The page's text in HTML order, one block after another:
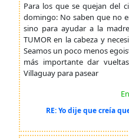
Para los que se quejan del
domingo: No saben que no
sino para ayudar a la
TUMOR en la cabeza y
Seamos un poco menos
más importante dar
Villaguay para pasear
RE: Yo dije que creía